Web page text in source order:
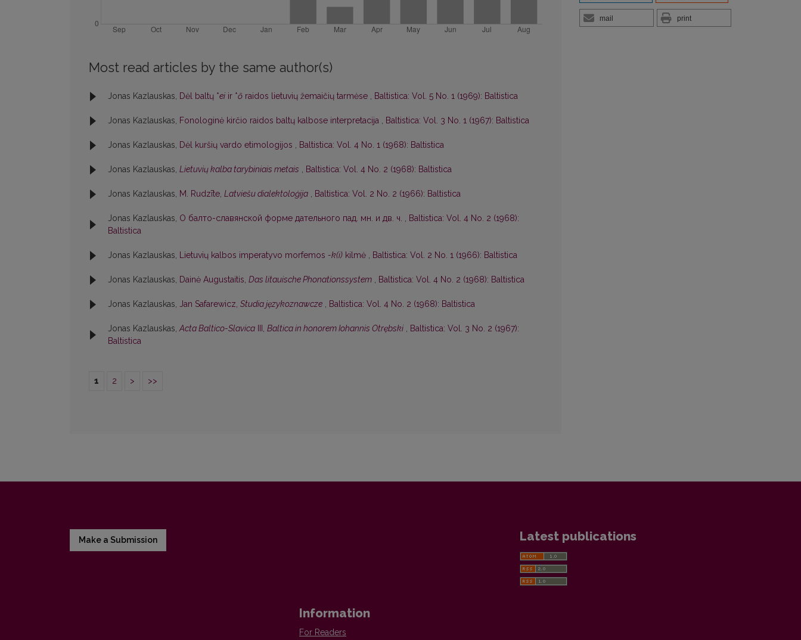
mail print
Most read articles by the same author(s)
Jonas Kazlauskas, Dėl baltų *ei ir *ō raidos lietuvių žemaičių tarmėse , Baltistica: Vol. 5 No. 1 (1969): Baltistica
Jonas Kazlauskas, Fonologinė kirčio raidos baltų kalbose interpretacija , Baltistica: Vol. 3 No. 1 (1967): Baltistica
Jonas Kazlauskas, Dėl kuršių vardo etimologijos , Baltistica: Vol. 4 No. 1 (1968): Baltistica
Jonas Kazlauskas, Lietuvių kalba tarybiniais metais , Baltistica: Vol. 4 No. 2 (1968): Baltistica
Jonas Kazlauskas, M. Rudzīte, Latviešu dialektoloģija , Baltistica: Vol. 2 No. 2 (1966): Baltistica
Jonas Kazlauskas, О балто-славянской форме дательного пад. мн. и дв. ч. , Baltistica: Vol. 4 No. 2 (1968):
Baltistica
Jonas Kazlauskas, Lietuvių kalbos imperatyvo morfemos -k(i) kilmė , Baltistica: Vol. 2 No. 1 (1966): Baltistica
Jonas Kazlauskas, Dainė Augustaitis, Das litauische Phonationssystem , Baltistica: Vol. 4 No. 2 (1968): Baltistica
Jonas Kazlauskas, Jan Safarewicz, Studia językoznawcze , Baltistica: Vol. 4 No. 2 (1968): Baltistica
Jonas Kazlauskas,Acta Baltico-Slavica III, Baltica in honorem Iohannis Otrębski , Baltistica: Vol. 3 No. 2 (1967):
Baltistica
1 2 > >>
Make a Submission Latest publications
Information
For Readers